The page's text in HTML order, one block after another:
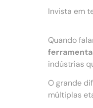
Invista em
Quando
indústrias
O grande
múltiplas